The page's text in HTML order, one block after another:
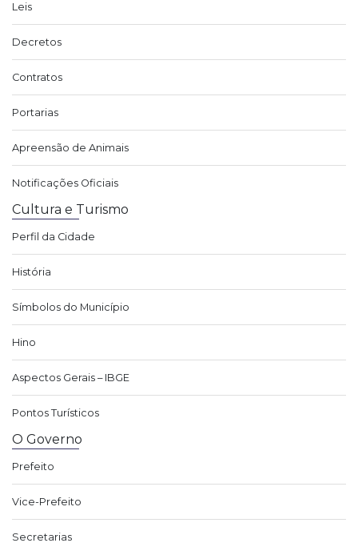
Leis
Decretos
Contratos
Portarias
Apreensão de Animais
Notificações Oficiais
Cultura e Turismo
Perfil da Cidade
História
Símbolos do Município
Hino
Aspectos Gerais – IBGE
Pontos Turísticos
O Governo
Prefeito
Vice-Prefeito
Secretarias